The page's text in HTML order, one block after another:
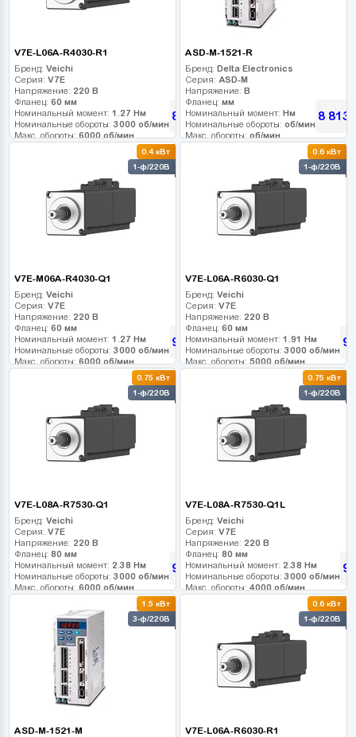
V7E-L06A-R4030-R1
Бренд: Veichi
Серия: V7E
Напряжение: 220 В
Фланец: 60 мм
Номинальный момент: 1.27 Нм
Номинальные обороты:3000 об/мин
Макс. обороты: 6000 об/мин
8 640грн
ASD-M-1521-R
Бренд: Delta Electronics
Серия: ASD-M
Напряжение: В
Фланец: мм
Номинальный момент: Нм
Номинальные обороты: об/мин
Макс. обороты: об/мин
8 813
0.4 кВт
1-ф/220В
V7E-M06A-R4030-Q1
Бренд: Veichi
Серия: V7E
Напряжение: 220 В
Фланец: 60 мм
Номинальный момент: 1.27 Нм
Номинальные обороты:3000 об/мин
Макс. обороты: 6000 об/мин
9 270грн
0.6 кВт
1-ф/220В
V7E-L06A-R6030-Q1
Бренд: Veichi
Серия: V7E
Напряжение: 220 В
Фланец: 60 мм
Номинальный момент: 1.91 Нм
Номинальные обороты:3000 об/мин
Макс. обороты: 5000 об/мин
9
0.75 кВт
1-ф/220В
V7E-L08A-R7530-Q1
Бренд: Veichi
Серия: V7E
Напряжение: 220 В
Фланец: 80 мм
Номинальный момент: 2.38 Нм
Номинальные обороты:3000 об/мин
Макс. обороты: 6000 об/мин
17-bit
0
9 900грн
0.75 кВт
1-ф/220В
V7E-L08A-R7530-Q1L
Бренд: Veichi
Серия: V7E
Напряжение: 220 В
Фланец: 80 мм
Номинальный момент: 2.38 Нм
Номинальные обороты:3000 об/мин
Макс. обороты: 4000 об/мин
9
1.5 кВт
3-ф/220В
ASD-M-1521-M
0.6 кВт
1-ф/220В
V7E-L06A-R6030-R1